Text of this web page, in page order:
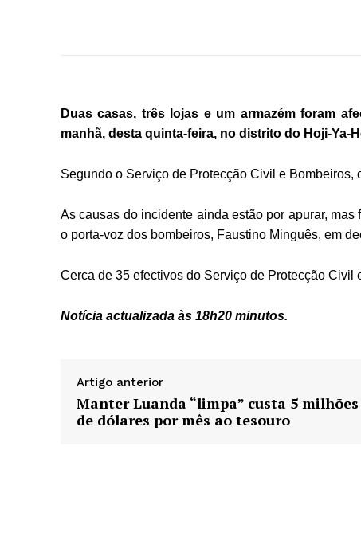
Duas casas, três lojas e um armazém foram
manhã, desta quinta-feira, no distrito do Hoji-Ya-
Segundo o Serviço de Protecção Civil e
As causas do incidente ainda estão por apurar,
o porta-voz dos bombeiros, Faustino Minguês, em
Cerca de 35 efectivos do Serviço de Protecção
Notícia actualizada às 18h20 minutos.
Artigo anterior
Manter Luanda “limpa” custa 5 milhões
de dólares por mês ao tesouro